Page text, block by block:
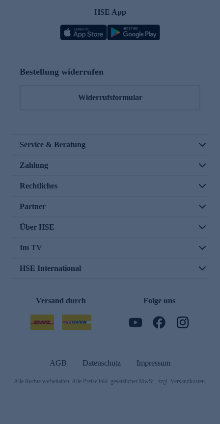
HSE App
Bestellung widerrufen
Widerrufsformular
Service & Beratung
Zahlung
Rechtliches
Partner
Über HSE
Im TV
HSE International
Versand durch Folge uns
AGB Datenschutz Impressum
Alle Rechte vorbehalten. Alle Preise inkl. gesetzlicher MwSt., zzgl. Versandkosten.